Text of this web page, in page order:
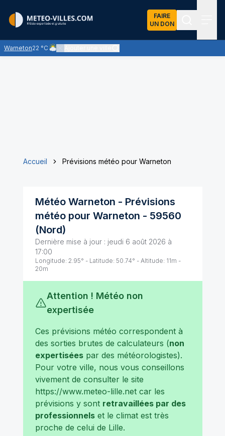
FAIRE
UN DON
Warneton22 °C
Ciel nuageux - les éclaircies et les nuages se partagent le
Accueil Prévisions météo pour Warneton
Météo Warneton - Prévisions
météo pour Warneton - 59560
(Nord)
Dernière mise à jour : jeudi 6 août 2026 à
17:00
Longitude: 2.95° - Latitude: 50.74° - Altitude: 11m -
20m
Attention ! Météo non
expertisée
Ces prévisions météo correspondent à
des sorties brutes de calculateurs (non
expertiséespar des météorologistes).
Pour votre ville, nous vous conseillons
vivement de consulter le site
https://www.meteo-lille.net car les
prévisions y sont retravaillées par des
professionnelset le climat est très
proche de celui de Lille.